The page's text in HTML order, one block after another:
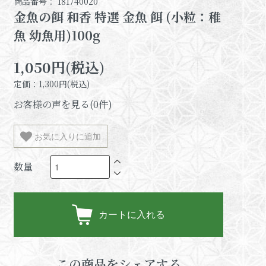
金魚の餌 和香 特選 金魚 餌 (小粒：稚
魚 幼魚用)100g
1,050円(税込)
定価：1,300円(税込)
お客様の声を見る(0件)
お気に入りに追加
数量
カートに入れる